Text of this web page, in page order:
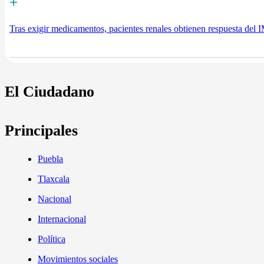
Tras exigir medicamentos, pacientes renales obtienen respuesta del
El Ciudadano
Principales
Puebla
Tlaxcala
Nacional
Internacional
Política
Movimientos sociales